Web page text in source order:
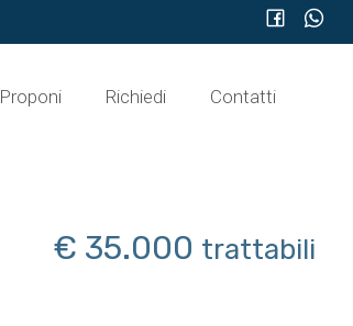
Proponi Richiedi Contatti
€ 35.000 trattabili